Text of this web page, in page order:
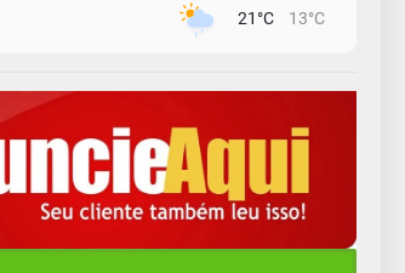
21°C 13°C
15°C 10°C